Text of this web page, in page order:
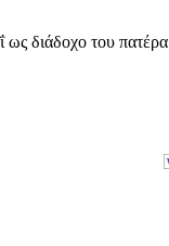
διάδοχο του